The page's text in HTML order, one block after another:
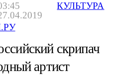
КУЛЬТУРА
скрипач
артист